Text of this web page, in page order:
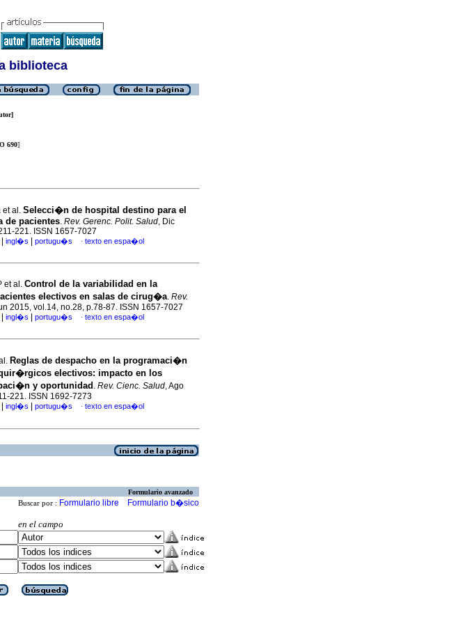
biblioteca
690]
et al. Selecci�n de hospital destino para el
de pacientes. Rev. Gerenc. Polit. Salud, Dic
221. ISSN 1657-7027
ingl�s portugu�s · texto en espa�ol
et al. Control de la variabilidad en la
electivos en salas de cirug�a. Rev.
2015, vol.14, no.28, p.78-87. ISSN 1657-7027
ingl�s portugu�s · texto en espa�ol
Reglas de despacho en la programaci�n
electivos: impacto en los
y oportunidad . Rev. Cienc. Salud, Ago
221. ISSN 1692-7273
ingl�s portugu�s · texto en espa�ol
Formulario avanzado
Buscar por : Formulario libre Formulario b�sico
en el campo